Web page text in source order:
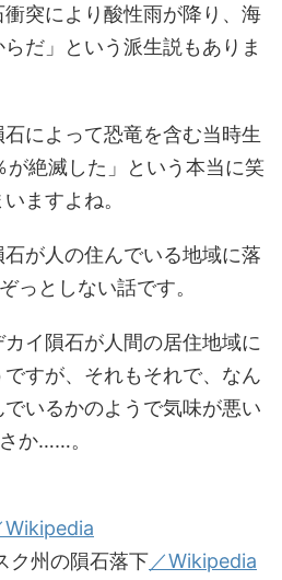
突により酸性雨が降り、海
だ」という派生説もありま
によって恐竜を含む当時生
が絶滅した」という本当に笑
ますよね。
が人の住んでいる地域に落
としない話です。
イ隕石が人間の居住地域に
すが、それもそれで、なん
いるかのようで気味が悪い
か……。
Wikipedia
ク州の隕石落下／Wikipedia